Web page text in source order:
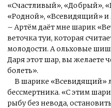
«Счастливый», «Добрый»,
«Родной», «Всевидящий» и
– Артём даёт мне шарик
веточка туи, которая
молодости. А ольховые
Даря этот шар, вы желаете
болеть».
В шарике «Всевидящий»
бессмертника. «С этим
рыбу без невода,